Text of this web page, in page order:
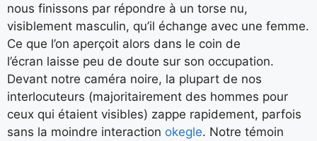
nous finissons par répondre à un torse nu,
visiblement masculin, qu’il échange avec une femme.
Ce que l’on aperçoit alors dans le coin de
l’écran laisse peu de doute sur son occupation.
Devant notre caméra noire, la plupart de nos
interlocuteurs (majoritairement des hommes pour
ceux qui étaient visibles) zappe rapidement, parfois
sans la moindre interaction okegle. Notre témoin